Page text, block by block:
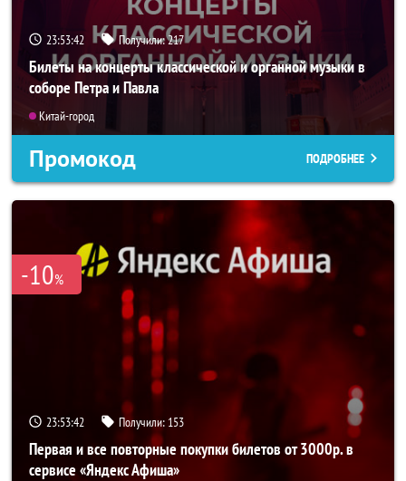
23:53:42 Получили:217
Билеты на концерты классической и органной музыки в
соборе Петра и Павла
Китай-город
Промокод ПОДРОБНЕЕ
-10%
23:53:42 Получили: 153
Первая и все повторные покупки билетов от 3000р. в
сервисе «Яндекс Афиша»